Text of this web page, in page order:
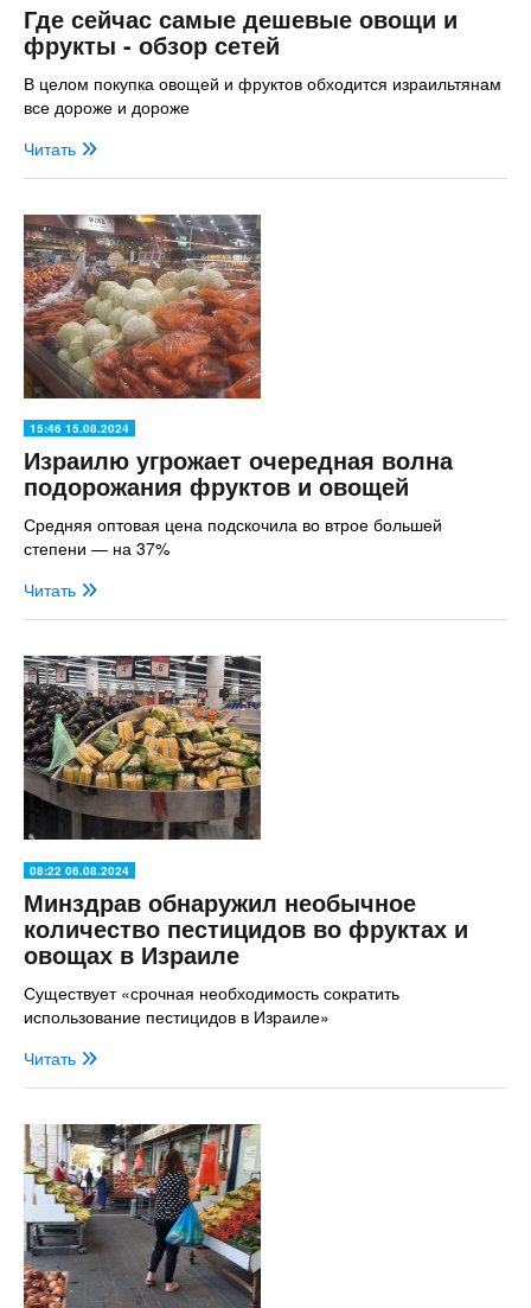
Где сейчас самые дешевые овощи и
фрукты - обзор сетей
В целом покупка овощей и фруктов обходится израильтянам
все дороже и дороже
Читать
15:46 15.08.2024
Израилю угрожает очередная волна
подорожания фруктов и овощей
Средняя оптовая цена подскочила во втрое большей
степени — на 37%
Читать
08:22 06.08.2024
Минздрав обнаружил необычное
количество пестицидов во фруктах и
овощах в Израиле
Существует «срочная необходимость сократить
использование пестицидов в Израиле»
Читать